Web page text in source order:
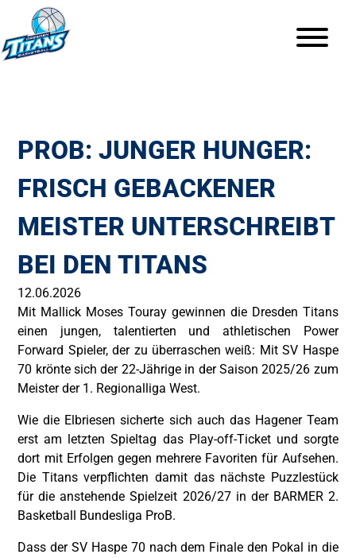
PROB: JUNGER HUNGER:
FRISCH GEBACKENER
MEISTER UNTERSCHREIBT
BEI DEN TITANS
12.06.2026
Mit Mallick Moses Touray gewinnen die Dresden Titans
einen jungen, talentierten und athletischen Power
Forward Spieler, der zu überraschen weiß: Mit SV Haspe
70 krönte sich der 22-Jährige in der Saison 2025/26 zum
Meister der 1. Regionalliga West.
Wie die Elbriesen sicherte sich auch das Hagener Team
erst am letzten Spieltag das Play-off-Ticket und sorgte
dort mit Erfolgen gegen mehrere Favoriten für Aufsehen.
Die Titans verpflichten damit das nächste Puzzlestück
für die anstehende Spielzeit 2026/27 in der BARMER 2.
Basketball Bundesliga ProB.
Dass der SV Haspe 70 nach dem Finale den Pokal in die